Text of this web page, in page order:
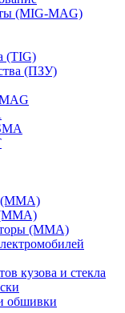
(MIG-MAG)
(TIG)
(ПЗУ)
(MMA)
(MMA)
кузова и стекла
обшивки